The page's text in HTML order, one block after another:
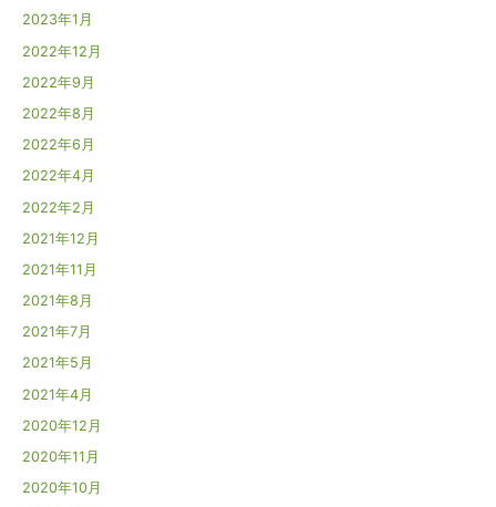
2023年1月
2022年12月
2022年9月
2022年8月
2022年6月
2022年4月
2022年2月
2021年12月
2021年11月
2021年8月
2021年7月
2021年5月
2021年4月
2020年12月
2020年11月
2020年10月